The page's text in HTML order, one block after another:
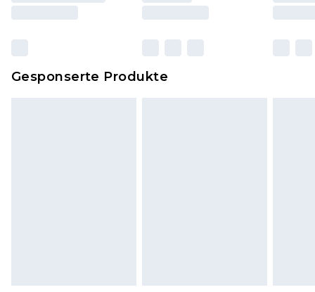
und Kissen, müssen unbenutzt und in ihrer
Klickehierum unsere vollständigen
Gesponserte Produkte